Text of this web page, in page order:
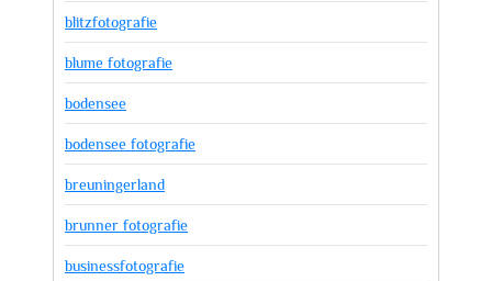
blitzfotografie
blume fotografie
bodensee
bodensee fotografie
breuningerland
brunner fotografie
businessfotografie